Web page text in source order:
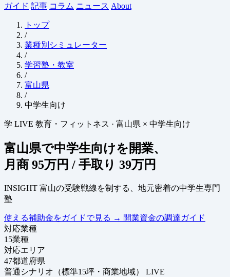
ガイド 記事 コラム ニュース About
トップ
/
業種別シミュレーター
/
学習塾・教室
/
富山県
/
中学生向け
学 LIVE 教育・フィットネス · 富山県 × 中学生向け
富山県で中学生向けを開業、
月商 95万円 / 手取り 39万円
INSIGHT 富山の受験戦線を制する、地元密着の中学生専門
塾
使える補助金をガイドで見る → 開業資金の調達ガイド
対応業種
15業種
対応エリア
47都道府県
普通シナリオ（標準15坪・商業地域）
LIVE